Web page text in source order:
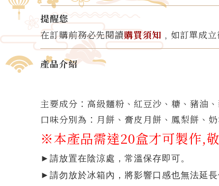
提醒您
在訂購前務必先閱讀購買須知 ﹐如訂單成
產品介紹
主要成分：高級麵粉、紅豆沙、糖、豬油
口味分別為：月餅 、膏皮月餅、鳳梨餅、
※本產品需達20盒才可製作,
►請放置在陰涼處，常溫保存即可。
►請勿放於冰箱內，將影響口感也無法延長